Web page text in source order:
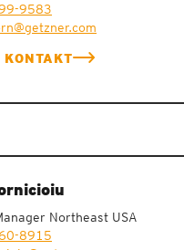
9583
Northeast USA
8915